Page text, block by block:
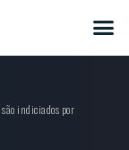
indiciados por